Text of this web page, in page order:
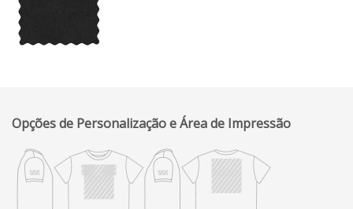
Opções de Personalização e Área de Impressão